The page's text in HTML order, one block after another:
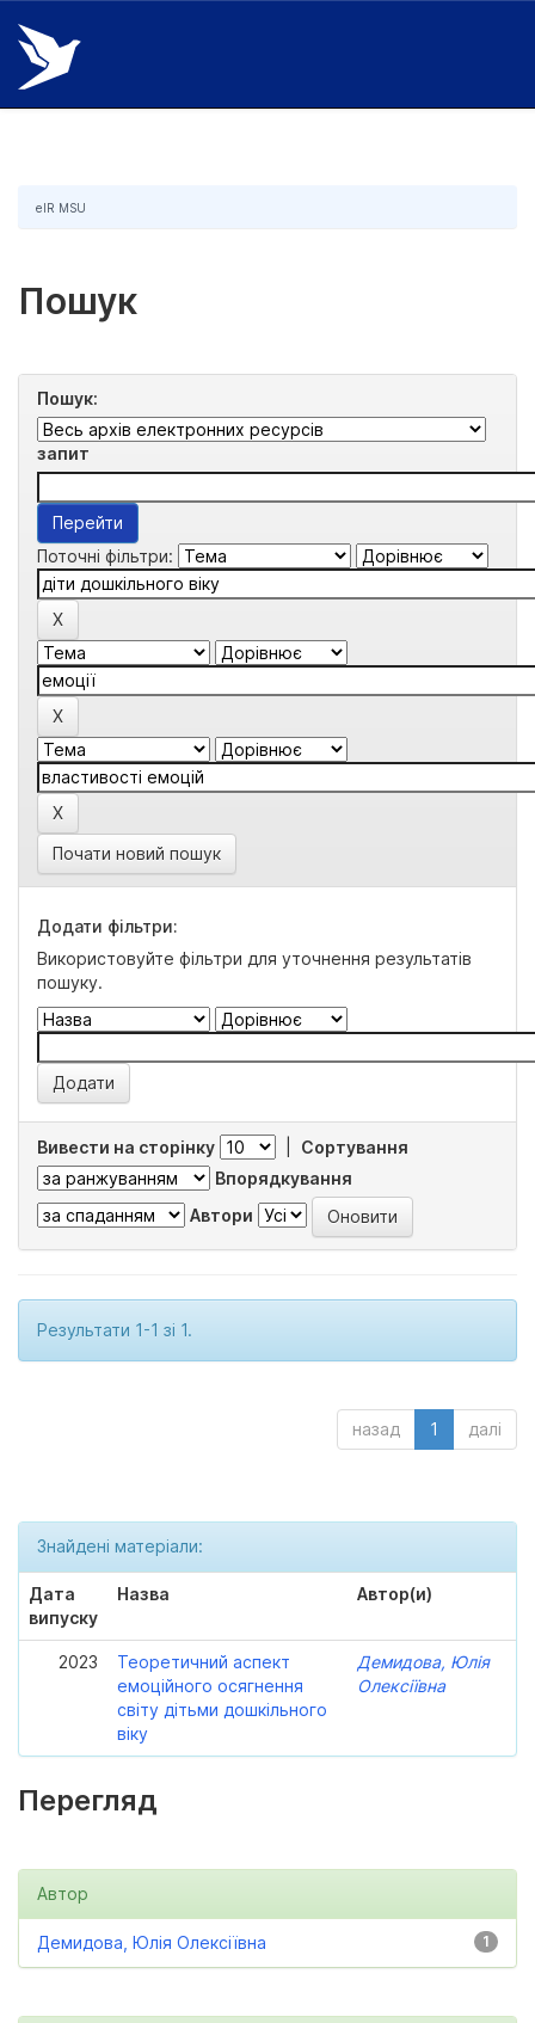
Skip
navigation
eIR MSU
Пошук
Пошук:
запит
Поточні фільтри:
Почати новий пошук
Додати фільтри:
Використовуйте фільтри для уточнення результатів
пошуку.
Вивести на сторінку
Сортування
Впорядкування
Автори
Результати 1-1 зі 1.
назад 1 далі
Знайдені матеріали:
Дата
випуску
Назва Автор(и)
2023
Теоретичний аспект
емоційного осягнення
світу дітьми дошкільного
віку
Демидова, Юлія
Олексіївна
Перегляд
Автор
1
Демидова, Юлія Олексіївна